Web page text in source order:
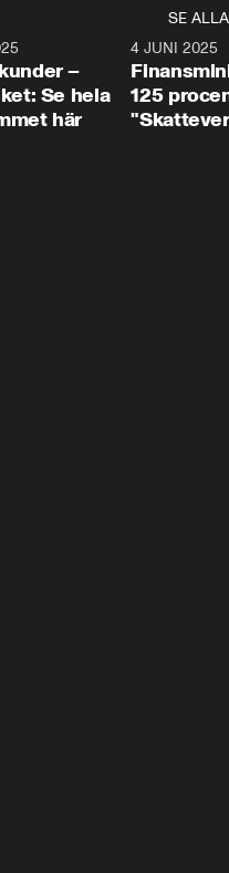
SE ALLA
4:29
–
Se hela
här
4 JUNI 2025
125